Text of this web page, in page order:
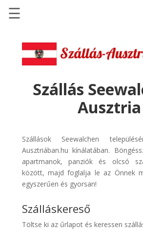
Szállások
Szállásinfo.eu
Repülőjegy
pénzvisszatérítéssel
Discover
Cars
Transzfer
Kiwi
Taxi
☰
Szállás
Ausztria
Szállások Seewalchen
Ausztriában.hu kínálatában.
apartmanok, panziók és olcsó
között, majd foglalja le az Önnek
egyszerűen és gyorsan!
Szálláskereső
Töltse ki az űrlapot és keressen